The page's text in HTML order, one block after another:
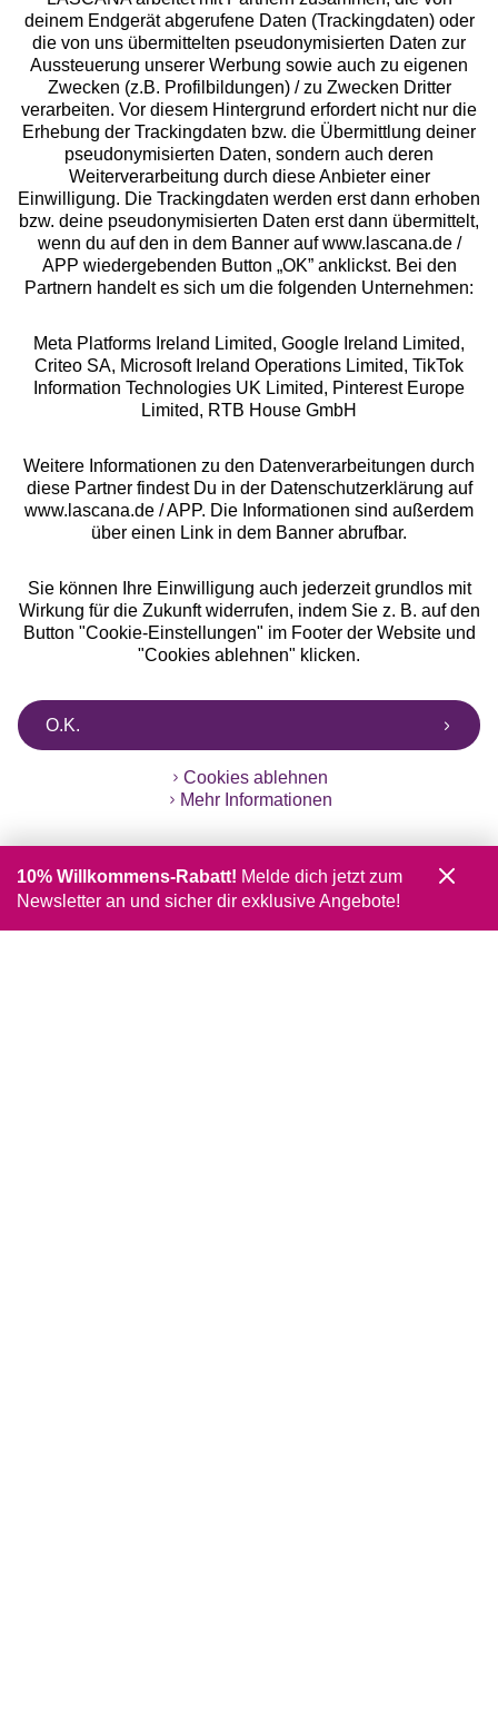
Services
Beratung
Über uns
Rechtliches
Alle Preise inkl. MwSt., zzgl.
Versandkosten
** Bonität vorausgesetzt, berechtigt zur Bonitätsprüfung
deinem Endgerät abgerufene Daten (Trackingdaten) oder
die von uns übermittelten pseudonymisierten Daten zur
Aussteuerung unserer Werbung sowie auch zu eigenen
Zwecken (z.B. Profilbildungen) / zu Zwecken Dritter
verarbeiten. Vor diesem Hintergrund erfordert nicht nur die
Erhebung der Trackingdaten bzw. die Übermittlung deiner
pseudonymisierten Daten, sondern auch deren
Weiterverarbeitung durch diese Anbieter einer
Einwilligung. Die Trackingdaten werden erst dann erhoben
bzw. deine pseudonymisierten Daten erst dann übermittelt,
wenn du auf den in dem Banner auf www.lascana.de /
APP wiedergebenden Button „OK” anklickst. Bei den
Partnern handelt es sich um die folgenden Unternehmen:
Meta Platforms Ireland Limited, Google Ireland Limited,
Criteo SA, Microsoft Ireland Operations Limited, TikTok
Information Technologies UK Limited, Pinterest Europe
Limited, RTB House GmbH
Weitere Informationen zu den Datenverarbeitungen durch
diese Partner findest Du in der Datenschutzerklärung auf
www.lascana.de / APP. Die Informationen sind außerdem
über einen Link in dem Banner abrufbar.
Sie können Ihre Einwilligung auch jederzeit grundlos mit
Wirkung für die Zukunft widerrufen, indem Sie z. B. auf den
Button "Cookie-Einstellungen" im Footer der Website und
"Cookies ablehnen" klicken.
O.K.
Cookies ablehnen
Mehr Informationen
10% Willkommens-Rabatt! Melde dich jetzt zum
Newsletter an und sicher dir exklusive Angebote!